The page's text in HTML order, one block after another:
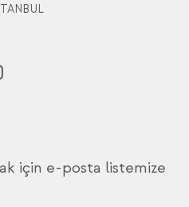
için e-posta listemize